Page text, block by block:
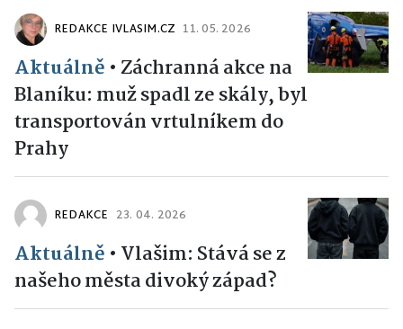
REDAKCE IVLASIM.CZ 11. 05. 2026
Aktuálně • Záchranná akce na
Blaníku: muž spadl ze skály, byl
transportován vrtulníkem do
Prahy
REDAKCE 23. 04. 2026
Aktuálně • Vlašim: Stává se z
našeho města divoký západ?